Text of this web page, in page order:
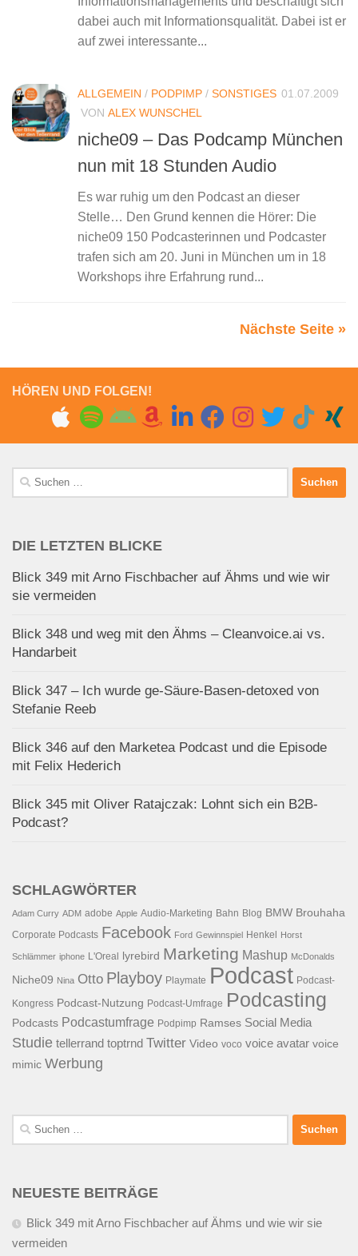
dabei auch mit Informationsqualität. Dabei ist er
auf zwei interessante...
ALLGEMEIN / PODPIMP / SONSTIGES 01.07.2009
VON ALEX WUNSCHEL
niche09 – Das Podcamp München
nun mit 18 Stunden Audio
Es war ruhig um den Podcast an dieser
Stelle… Den Grund kennen die Hörer: Die
niche09 150 Podcasterinnen und Podcaster
trafen sich am 20. Juni in München um in 18
Workshops ihre Erfahrung rund...
Nächste Seite »
HÖREN UND FOLGEN!
Suchen
nach:
DIE LETZTEN BLICKE
Blick 349 mit Arno Fischbacher auf Ähms und wie wir
sie vermeiden
Blick 348 und weg mit den Ähms – Cleanvoice.ai vs.
Handarbeit
Blick 347 – Ich wurde ge-Säure-Basen-detoxed von
Stefanie Reeb
Blick 346 auf den Marketea Podcast und die Episode
mit Felix Hederich
Blick 345 mit Oliver Ratajczak: Lohnt sich ein B2B-
Podcast?
SCHLAGWÖRTER
Adam Curry ADM adobe Apple Audio-Marketing Bahn Blog BMW Brouhaha
Corporate Podcasts Facebook Ford Gewinnspiel Henkel Horst
Schlämmer iphone L'Oreal lyrebird Marketing Mashup McDonalds
Niche09 Nina Otto Playboy Playmate Podcast Podcast-
Kongress Podcast-Nutzung Podcast-Umfrage Podcasting
Podcasts Podcastumfrage Podpimp Ramses Social Media
Studie tellerrand toptrnd Twitter Video voco voice avatar voice
mimic Werbung
Suchen
nach:
NEUESTE BEITRÄGE
Blick 349 mit Arno Fischbacher auf Ähms und wie wir sie
vermeiden